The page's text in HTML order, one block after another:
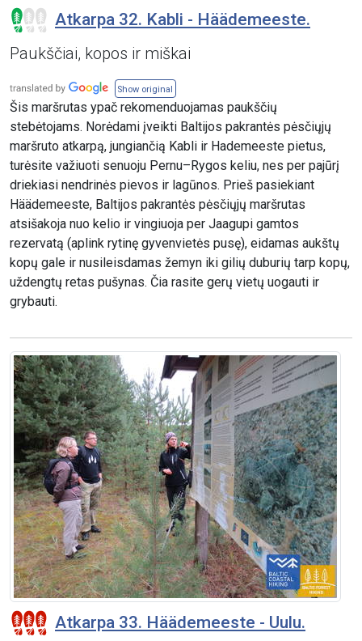
Atkarpa 32. Kabli - Häädemeeste.
Paukščiai, kopos ir miškai
Show original
Šis maršrutas ypač rekomenduojamas paukščių
stebėtojams. Norėdami įveikti Baltijos pakrantės pėsčiųjų
maršruto atkarpą, jungiančią Kabli ir Hademeeste pietus,
turėsite važiuoti senuoju Pernu–Rygos keliu, nes per pajūrį
driekiasi nendrinės pievos ir lagūnos. Prieš pasiekiant
Häädemeeste, Baltijos pakrantės pėsčiųjų maršrutas
atsišakoja nuo kelio ir vingiuoja per Jaagupi gamtos
rezervatą (aplink rytinę gyvenvietės pusę), eidamas aukštų
kopų gale ir nusileisdamas žemyn iki gilių duburių tarp kopų,
uždengtų retas pušynas. Čia rasite gerų vietų uogauti ir
grybauti.
Atkarpa 33. Häädemeeste - Uulu.